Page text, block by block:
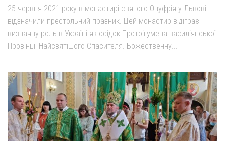
25 червня 2021 року в монастирі святого Онуфрія у Львові
відзначили престольний празник. Цей монастир відіграє
визначну роль в Україні як осідок Протоігумена василіянської
Провінції Найсвятішого Спасителя. Божественну...